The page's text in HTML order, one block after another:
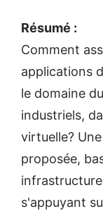
Résumé :
Comment
applications
le domaine
industriels,
virtuelle?
proposée,
s'appuyant